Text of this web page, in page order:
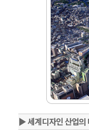
▶세계디자인 산업의